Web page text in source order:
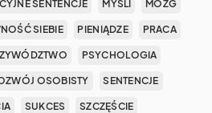
SENTENCJE MYŚLI MÓZG
SIEBIE PIENIĄDZE PRACA
PSYCHOLOGIA
OSOBISTY SENTENCJE
SUKCES SZCZĘŚCIE